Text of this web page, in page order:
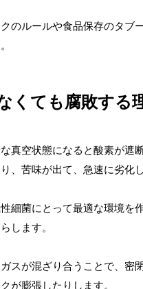
のルールや食品保存のタ
くても腐敗する
真空状態になると酸素が
、苦味が出て、急速に劣化し
細菌にとって最適な環境を
します。
スが混ざり合うことで、密
が膨張したりします。